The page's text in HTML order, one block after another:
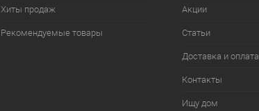
Хиты продаж
Рекомендуемые товары
Акции
Статьи
Доставка и оплата
Контакты
Ищу дом